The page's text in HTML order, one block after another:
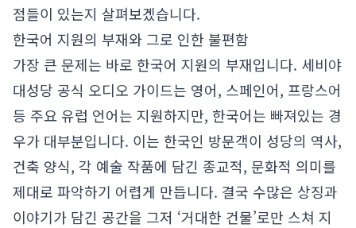
점들이 있는지 살펴보겠습니다.
한국어 지원의 부재와 그로 인한 불편함
가장 큰 문제는 바로 한국어 지원의 부재입니다. 세비야
대성당 공식 오디오 가이드는 영어, 스페인어, 프랑스어
등 주요 유럽 언어는 지원하지만, 한국어는 빠져있는 경
우가 대부분입니다. 이는 한국인 방문객이 성당의 역사,
건축 양식, 각 예술 작품에 담긴 종교적, 문화적 의미를
제대로 파악하기 어렵게 만듭니다. 결국 수많은 상징과
이야기가 담긴 공간을 그저 ‘거대한 건물’로만 스쳐 지